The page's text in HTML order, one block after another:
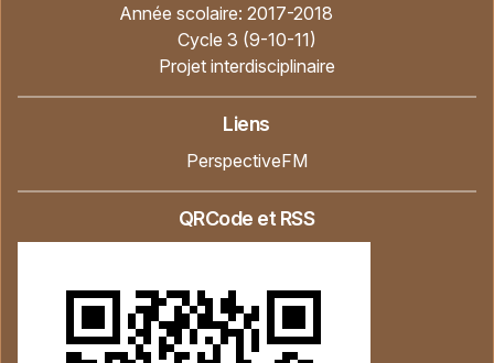
Année scolaire: 2017-2018
Cycle 3 (9-10-11)
Projet interdisciplinaire
Liens
PerspectiveFM
QRCode et RSS